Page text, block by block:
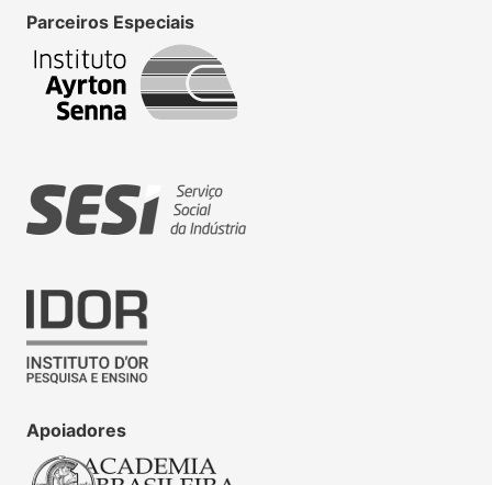
Parceiros Especiais
Apoiadores